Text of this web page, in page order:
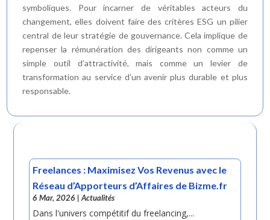
symboliques. Pour incarner de véritables acteurs du
changement, elles doivent faire des critères ESG un pilier
central de leur stratégie de gouvernance. Cela implique de
repenser la rémunération des dirigeants non comme un
simple outil d’attractivité, mais comme un levier de
transformation au service d’un avenir plus durable et plus
responsable.
Freelances : Maximisez Vos Revenus avec le
Réseau d’Apporteurs d’Affaires de Bizme.fr
6 Mar, 2026 |Actualités
Dans l'univers compétitif du freelancing,...